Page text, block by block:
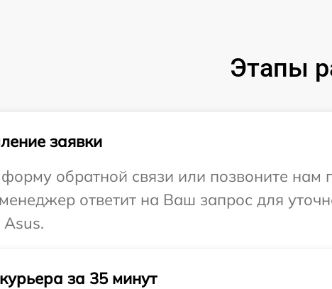
Этапы
заявки
обратной связи или позвоните нам
ответит на Ваш запрос для
Asus.
за 35 минут